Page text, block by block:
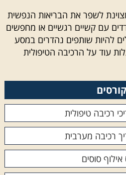
רכיבה טיפולית
רכיבה מערבית
אילוף סוסים
לשפר את הבריאות הנפשית
עם קשיים רגשיים או מחפשים
להיות שותפים נהדרים במסע
עוד על הרכיבה הטיפולית